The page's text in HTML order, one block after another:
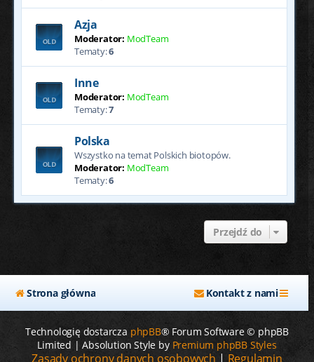
Azja
Moderator: ModTeam
Tematy:6
Inne
Moderator: ModTeam
Tematy:7
Polska
Wszystko na temat Polskich biotopów.
Moderator: ModTeam
Tematy:6
Przejdź do
Strona główna Kontakt z nami
Technologię dostarcza phpBB® Forum Software © phpBB
Limited | Absolution Style by Premium phpBB Styles
Zasady ochrony danych osobowych | Regulamin